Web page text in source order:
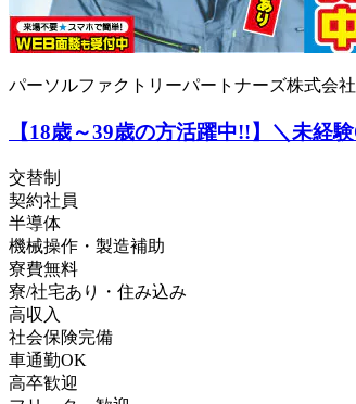
パーソルファクトリーパートナーズ株式会社
【18歳～39歳の方活躍中!!】＼未経
交替制
契約社員
半導体
機械操作・製造補助
寮費無料
寮/社宅あり・住み込み
高収入
社会保険完備
車通勤OK
高卒歓迎